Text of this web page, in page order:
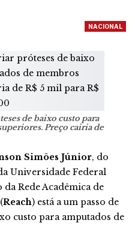
NACIONAL
de baixo custo para
Preço cairia de
Simões Júnior, do
Universidade Federal
Rede Acadêmica de
Reach) está a um passo de
custo para amputados de